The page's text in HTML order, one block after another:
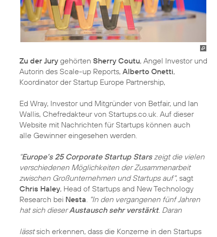
Zu der Jury gehörten Sherry Coutu, Angel Investor und
Autorin des Scale-up Reports, Alberto Onetti,
Koordinator der Startup Europe Partnership,
Ed Wray, Investor und Mitgründer von Betfair, und Ian
Wallis, Chefredakteur von Startups.co.uk. Auf dieser
Website mit Nachrichten für Startups können auch
alle Gewinner eingesehen werden.
"Europe’s 25 Corporate Startup Starszeigt die vielen
verschiedenen Möglichkeiten der Zusammenarbeit
zwischen Großunternehmen und Startups auf", sagt
Chris Haley, Head of Startups and New Technology
Research bei Nesta. "In den vergangenen fünf Jahren
hat sich dieserAustausch sehr verstärkt. Daran
lässtsich erkennen, dass die Konzerne in den Startups